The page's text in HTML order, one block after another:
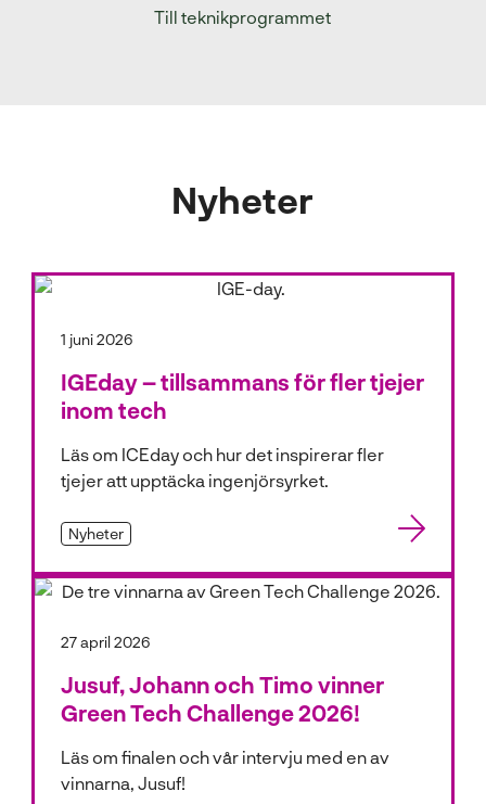
Till teknikprogrammet
Nyheter
1 juni 2026
IGEday – tillsammans för fler tjejer
inom tech
Läs om ICEday och hur det inspirerar fler
tjejer att upptäcka ingenjörsyrket.
Nyheter
27 april 2026
Jusuf, Johann och Timo vinner
Green Tech Challenge 2026!
Läs om finalen och vår intervju med en av
vinnarna, Jusuf!